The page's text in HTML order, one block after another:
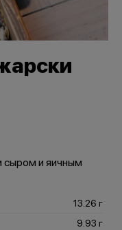
сыром и яичным
13.26 г
9.93 г